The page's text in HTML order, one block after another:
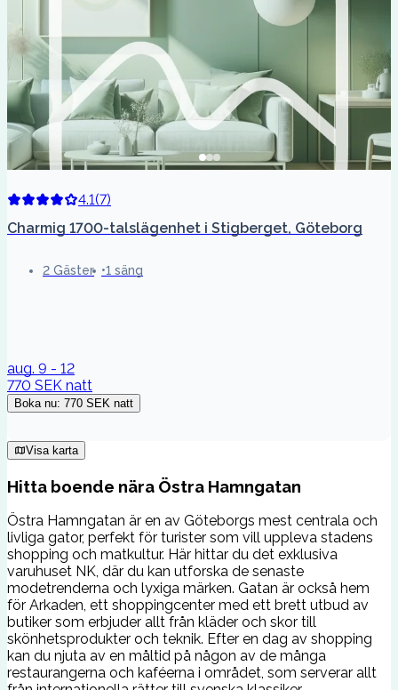
4.1(7)
Charmig 1700-talslägenhet i Stigberget, Göteborg
2 Gäster 1 säng
aug. 9 - 12
770 SEK natt
Boka nu: 770 SEK natt
Visa karta
Hitta boende nära Östra Hamngatan
Östra Hamngatan är en av Göteborgs mest centrala och
livliga gator, perfekt för turister som vill uppleva stadens
shopping och matkultur. Här hittar du det exklusiva
varuhuset NK, där du kan utforska de senaste
modetrenderna och lyxiga märken. Gatan är också hem
för Arkaden, ett shoppingcenter med ett brett utbud av
butiker som erbjuder allt från kläder och skor till
skönhetsprodukter och teknik. Efter en dag av shopping
kan du njuta av en måltid på någon av de många
restaurangerna och kaféerna i området, som serverar allt